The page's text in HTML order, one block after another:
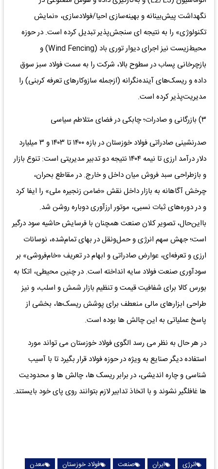
نگهداشت پیش‌بینانه و بهینه‌سازی احیا/فولادسازی، «نمایش
تکنولوژی» را به نتیجه ای سنجش‌پذیر تبدیل کرده است. در حوزه
محیط‌زیست نیز اجرای دیوار توری باد (Wind Fencing) و
بازچرخانی پساب در سطوح بالا، شرکت را به سمت فولاد سبز سوق
داده و ریسک‌های آینده‌نگرانه (ازجمله سازوکارهای تعرفه کربنی) را
مدیریت‌پذیر کرده است.
۳) بازرگانی و صادرات؛ چابکی در فضای متلاطم سیاسی
صدرنشینی صادراتی فولاد خوزستان در بازه ۱۴۰۰ تا ۱۴۰۳ و ۳ میلیارد
دلار درآمد ارزی تا نیمه ۱۴۰۴ نتیجه دو تدبیر مدیریتی است: تنوع بازار
و بازطراحی سبد فروش میان داخل و خارج. در مقاطع بحران،
چرخش آگاهانه به بازار داخل نقش «ضامن زنجیره ملی» را ایفا کرد
و در دوره‌های ثبات نسبی، موتور ارزآوری دوباره روشن شد.
بااین‌حال، تصویر کلان صنعت همچنان با فرسایش حاشیه سود درگیر
است؛ جهش سهم انرژی و حمل‌ونقل در بهای تمام‌شده، نوسانات
ارزی و تعرفه‌ای، عوارض صادراتی و ابهام در تعریف «خام‌فروشی» بر
سودآوری صنعت فولاد سایه انداخته است. در چنین محیطی، اتکا به
بورس کالا برای شفافیت قیمت و تنظیم بازار شمش و اسلب، و نیز
طراحی ابزارهای مالی منعطف برای پوشش ریسک‌ها، بخشی از
پاسخ عملیاتی به این چالش ها بوده است.
در هر حال به نظر می رسد الگوی فولاد خوزستان می تواند مورد
استفاده دیگر صنایع به ویژه در حوزه فولاد قرار بگیرد تا با آسیب
شناسی و چاره اندیشی، در برابر ریسک ها، چالش ها و محدودیت
ها غافلگیر نشوند و با اتخاذ تدابیر لازم بتوانند روی پای خود بایستند.
انرژی ایران صنعت فولاد خوزستان معدن